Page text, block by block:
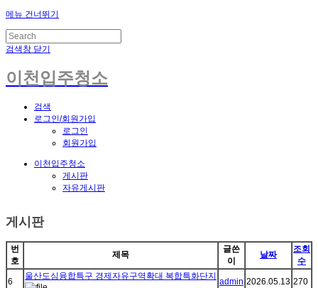
메뉴 건너뛰기
검색창 닫기
이천입주청소
검색
로그인/회원가입
로그인
회원가입
이천입주청소
게시판
자유게시판
게시판
번
호
제목
글쓴
이
날짜
조회
수
6
울산도심융합특구 경제자유구역확대 복합특화단지
admin 2026.05.13 270